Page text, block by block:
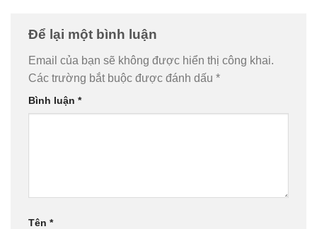
Để lại một bình luận
Email của bạn sẽ không được hiển thị công khai.
Các trường bắt buộc được đánh dấu *
Bình luận *
Tên *